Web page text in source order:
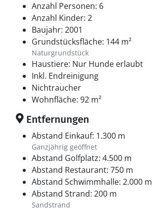
Anzahl Personen: 6
Anzahl Kinder: 2
Baujahr: 2001
Grundstücksfläche: 144 m²
Naturgrundstück
Haustiere: Nur Hunde erlaubt
Inkl. Endreinigung
Nichtraucher
Wohnfläche: 92 m²
Entfernungen
Abstand Einkauf: 1.300 m
Ganzjährig geöffnet
Abstand Golfplatz: 4.500 m
Abstand Restaurant: 750 m
Abstand Schwimmhalle: 2.000 m
Abstand Strand: 200 m
Sandstrand